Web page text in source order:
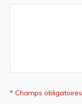
* Champs obligatoires